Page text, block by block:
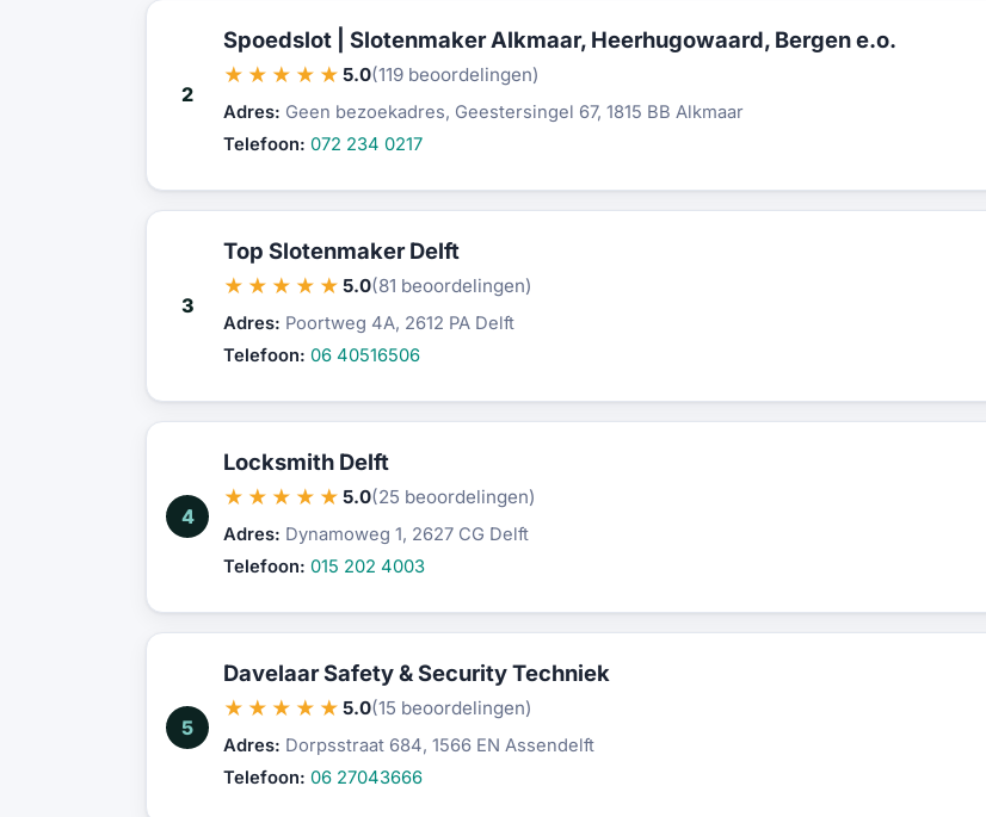
2
Spoedslot | Slotenmaker Alkmaar, Heerhugowaard, Bergen e.o.
★★★★★ 5.0(119 beoordelingen)
Adres: Geen bezoekadres, Geestersingel 67, 1815 BB Alkmaar
Telefoon: 072 234 0217
3
Top Slotenmaker Delft
★★★★★ 5.0(81 beoordelingen)
Adres: Poortweg 4A, 2612 PA Delft
Telefoon: 06 40516506
4
Locksmith Delft
★★★★★ 5.0(25 beoordelingen)
Adres: Dynamoweg 1, 2627 CG Delft
Telefoon: 015 202 4003
5
Davelaar Safety & Security Techniek
★★★★★ 5.0(15 beoordelingen)
Adres: Dorpsstraat 684, 1566 EN Assendelft
Telefoon: 06 27043666